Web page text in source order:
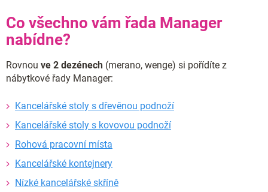
Co všechno vám řada Manager
nabídne?
Rovnou ve 2 dezénech (merano, wenge) si pořídíte z
nábytkové řady Manager:
Kancelářské stoly s dřevěnou podnoží
Kancelářské stoly s kovovou podnoží
Rohová pracovní místa
Kancelářské kontejnery
Nízké kancelářské skříně